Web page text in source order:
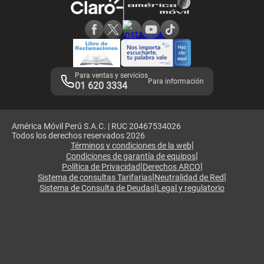
Adquirientes iPhone 6, 6S y SE
Mensaje de Seguridad
Términos y Condiciones de Tienda Claro
Libro de Reclamaciones
Legales de marketplace
Para ventas y servicios
01 620 3334 Para información
América Móvil Perú S.A.C. | RUC 20467534026
Todos los derechos reservados 2026
Términos y condiciones de la web|
Condiciones de garantía de equipos|
Política de Privacidad|Derechos ARCO|
Sistema de consultas Tarifarias|Neutralidad de Red|
Sistema de Consulta de Deudas|Legal y regulatorio